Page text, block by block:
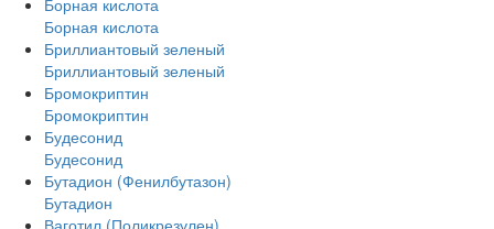
Борная кислота
Борная кислота
Бриллиантовый зеленый
Бриллиантовый зеленый
Бромокриптин
Бромокриптин
Будесонид
Будесонид
Бутадион (Фенилбутазон)
Бутадион
Ваготил (Поликрезулен)